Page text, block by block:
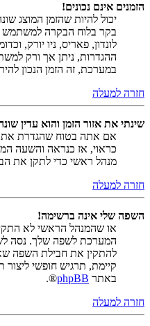
הזמנים אינם נכונים!
יכול להיות שהזמן המוצג
בקר בלוח הבקרה למשתמש
לונדון, פאריס, ניו יורק,
ההגדרות, ניתן אך ורק
במערכת, זה הזמן הנכון
חזרה למעלה
שינתי את אזור הזמן והוא עדין
אם אתה בטוח שהגדרת את
כראוי, אז כנראה והשעה
מנהל ראשי כדי לתקן את
חזרה למעלה
השפה שלי אינה ברשימה!
או שהמנהל הראשי לא
המערכת לשפה שלך. נסה
להתקין את חבילת השפה
קיימת, תרגיש חופשי ליצור
באתר phpBB
®.
חזרה למעלה